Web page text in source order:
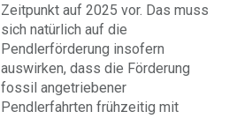
Zeitpunkt auf 2025 vor. Das muss
sich natürlich auf die
Pendlerförderung insofern
auswirken, dass die Förderung
fossil angetriebener
Pendlerfahrten frühzeitig mit